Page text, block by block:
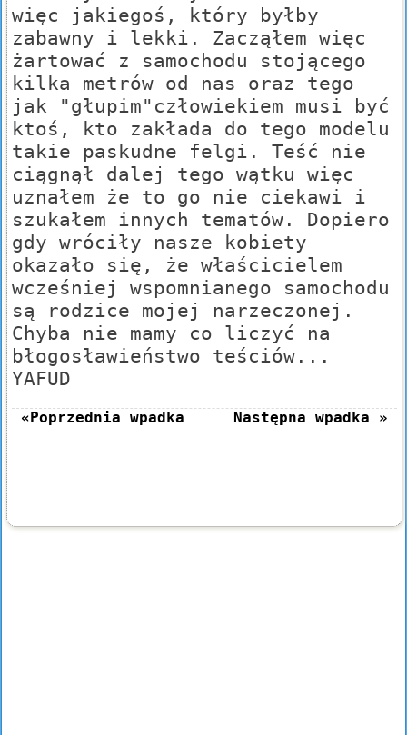
więc jakiegoś, który byłby
zabawny i lekki. Zacząłem więc
żartować z samochodu stojącego
kilka metrów od nas oraz tego
jak "głupim"człowiekiem musi być
ktoś, kto zakłada do tego modelu
takie paskudne felgi. Teść nie
ciągnął dalej tego wątku więc
uznałem że to go nie ciekawi i
szukałem innych tematów. Dopiero
gdy wróciły nasze kobiety
okazało się, że właścicielem
wcześniej wspomnianego samochodu
są rodzice mojej narzeczonej.
Chyba nie mamy co liczyć na
błogosławieństwo teściów...
YAFUD
«Poprzednia wpadka Następna wpadka »